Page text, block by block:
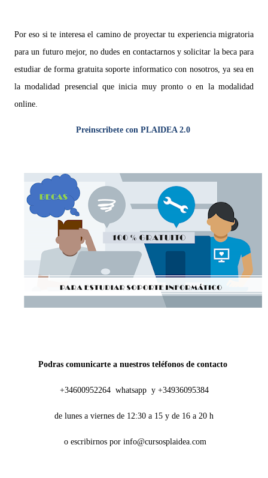
Por eso si te interesa el camino de proyectar tu experiencia migratoria
para un futuro mejor, no dudes en contactarnos y solicitar la beca para
estudiar de forma gratuita soporte informatico con nosotros, ya sea en
la modalidad presencial que inicia muy pronto o en la modalidad
online.
Preinscribete con PLAIDEA 2.0
Podras comunicarte a nuestros teléfonos de contacto
+34600952264 whatsapp y +34936095384
de lunes a viernes de 12:30 a 15 y de 16 a 20 h
o escribirnos por info@cursosplaidea.com